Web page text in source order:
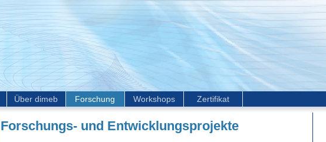
Über dimeb Forschung Workshops Zertifikat
Forschungs- und Entwicklungsprojekte